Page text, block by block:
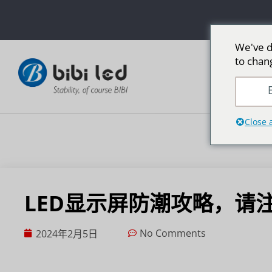
LED显示屏防潮攻略，请
2024年2月5日 No Comments
We've
to
Close